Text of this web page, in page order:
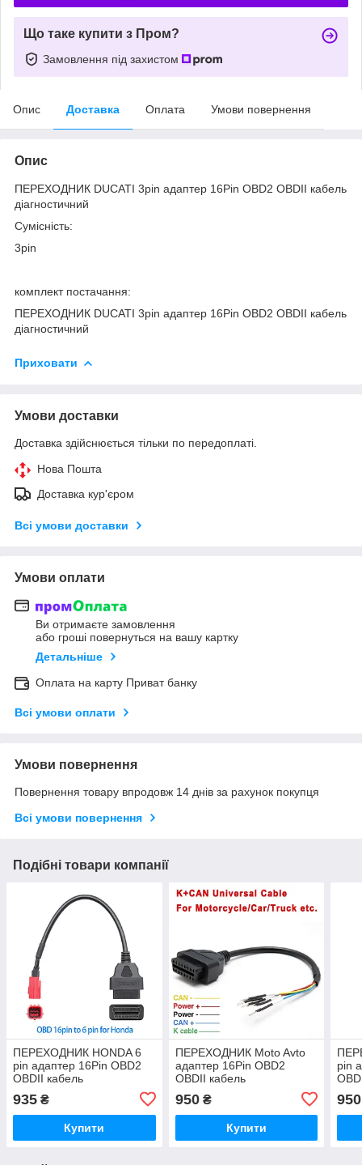
Що таке купити з Пром?
Замовлення під захистом
Опис Доставка Оплата Умови повернення
Опис
ПЕРЕХОДНИК DUCATI 3pin адаптер 16Pin OBD2 OBDII кабель
діагностичний
Сумісність:
3pin
комплект постачання:
ПЕРЕХОДНИК DUCATI 3pin адаптер 16Pin OBD2 OBDII кабель
діагностичний
Приховати
Умови доставки
Доставка здійснюється тільки по передоплаті.
Нова Пошта
Доставка кур'єром
Всі умови доставки
Умови оплати
Ви отримаєте замовлення
або гроші повернуться на вашу картку
Детальніше
Оплата на карту Приват банку
Всі умови оплати
Умови повернення
Повернення товару впродовж 14 днів за рахунок покупця
Всі умови повернення
Подібні товари компанії
ПЕРЕХОДНИК HONDA 6
pin адаптер 16Pin OBD2
OBDII кабель
935 ₴
Купити
ПЕРЕХОДНИК Moto Avto
адаптер 16Pin OBD2
OBDII кабель
950₴
Купити
pin
950